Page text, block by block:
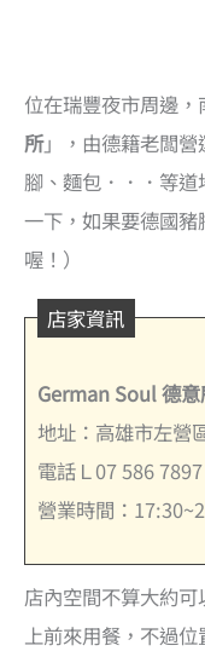
位在瑞豐夜市周邊
所」，由德籍老闆
腳、麵包．．．等
一下，如果要德國
喔！）
店家資訊
German Soul 德
地址：高雄市左營
電話Ｌ07 586 7897
營業時間：
店內空間不算大約
上前來用餐，不過